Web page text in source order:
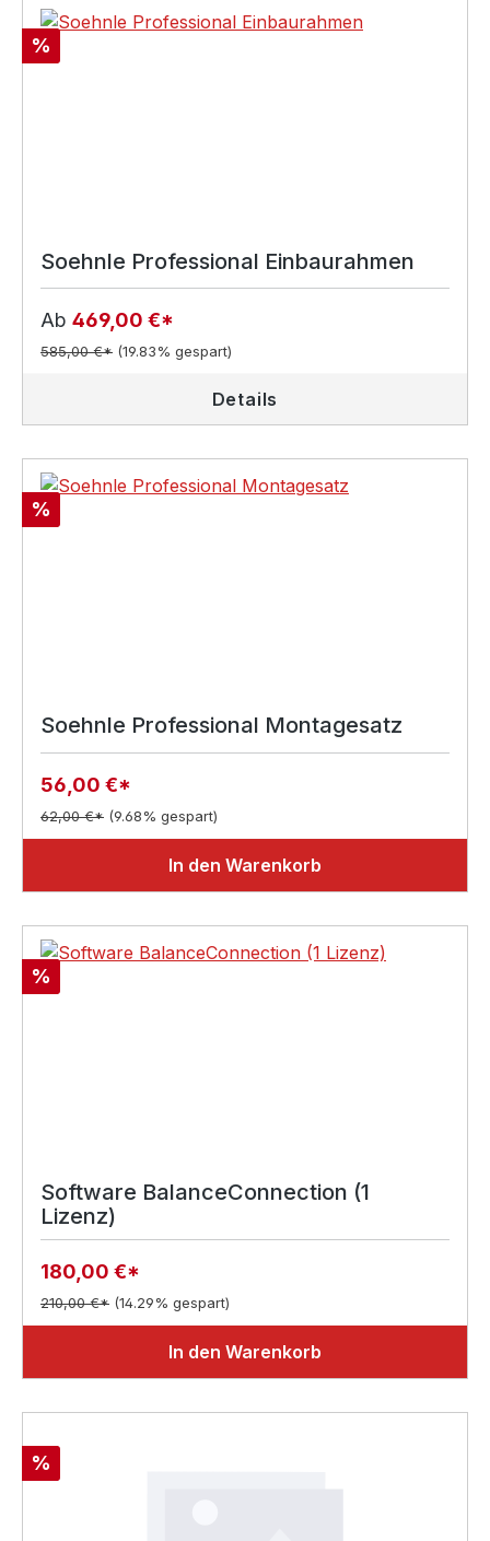
Rabatt
%
Soehnle Professional Einbaurahmen
Ab 469,00 €*
585,00 €* (19.83% gespart)
Details
Rabatt
%
Soehnle Professional Montagesatz
56,00 €*
62,00 €* (9.68% gespart)
In den Warenkorb
Rabatt
%
Software BalanceConnection (1
Lizenz)
180,00 €*
210,00 €* (14.29% gespart)
In den Warenkorb
Rabatt
%